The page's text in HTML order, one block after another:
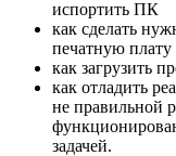
испортить ПК
как сделать
печатную плату
как загрузить
как отладить
не правильной
задачей.